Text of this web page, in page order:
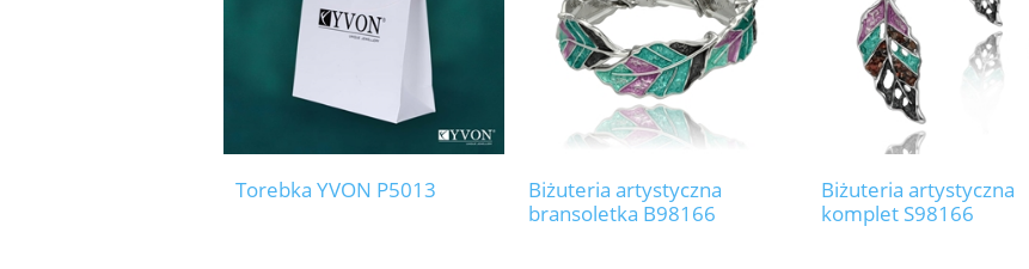
Torebka YVON P5013
Biżuteria artystyczna
bransoletka B98166
Biżuteria artystyczna
komplet S98166